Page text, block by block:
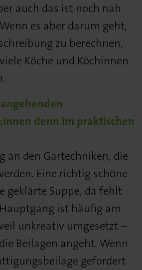
auch das ist noch nah
es aber darum geht,
zu berechnen,
Köche und Köchinnen
denn im praktischen
an den Gartechniken, die
Eine richtig schöne
geklärte Suppe, da fehlt
ist häufig am
unkreativ umgesetzt –
Beilagen angeht. Wenn
gefordert